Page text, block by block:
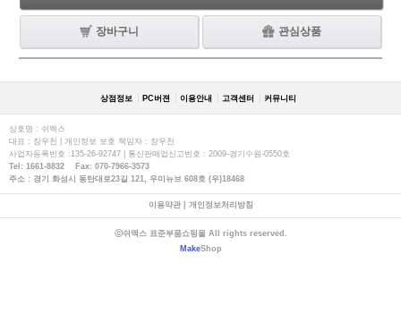
장바구니 관심상품
상점정보 PC버젼 이용안내 고객센터 커뮤니티
상호명 : 쉬멕스
대표 : 장우천 | 개인정보 보호 책임자 : 장우천
사업자등록번호 :135-26-92747 | 통신판매업신고번호 : 2009-경기수원-0550호
Tel: 1661-8832 Fax: 070-7966-3573
주소 : 경기 화성시 동탄대로23길 121, 우미뉴브 608호 (우)18468
이용약관| 개인정보처리방침
ⓒ쉬멕스 표준부품쇼핑몰 All rights reserved.
MakeShop